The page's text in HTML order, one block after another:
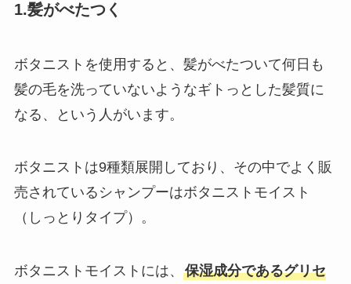
1.髪がべたつく
ボタニストを使用すると、髪がべたついて何日も
髪の毛を洗っていないようなギトっとした髪質に
なる、という人がいます。
ボタニストは9種類展開しており、その中でよく販
売されているシャンプーはボタニストモイスト
（しっとりタイプ）。
ボタニストモイストには、 保湿成分であるグリセ